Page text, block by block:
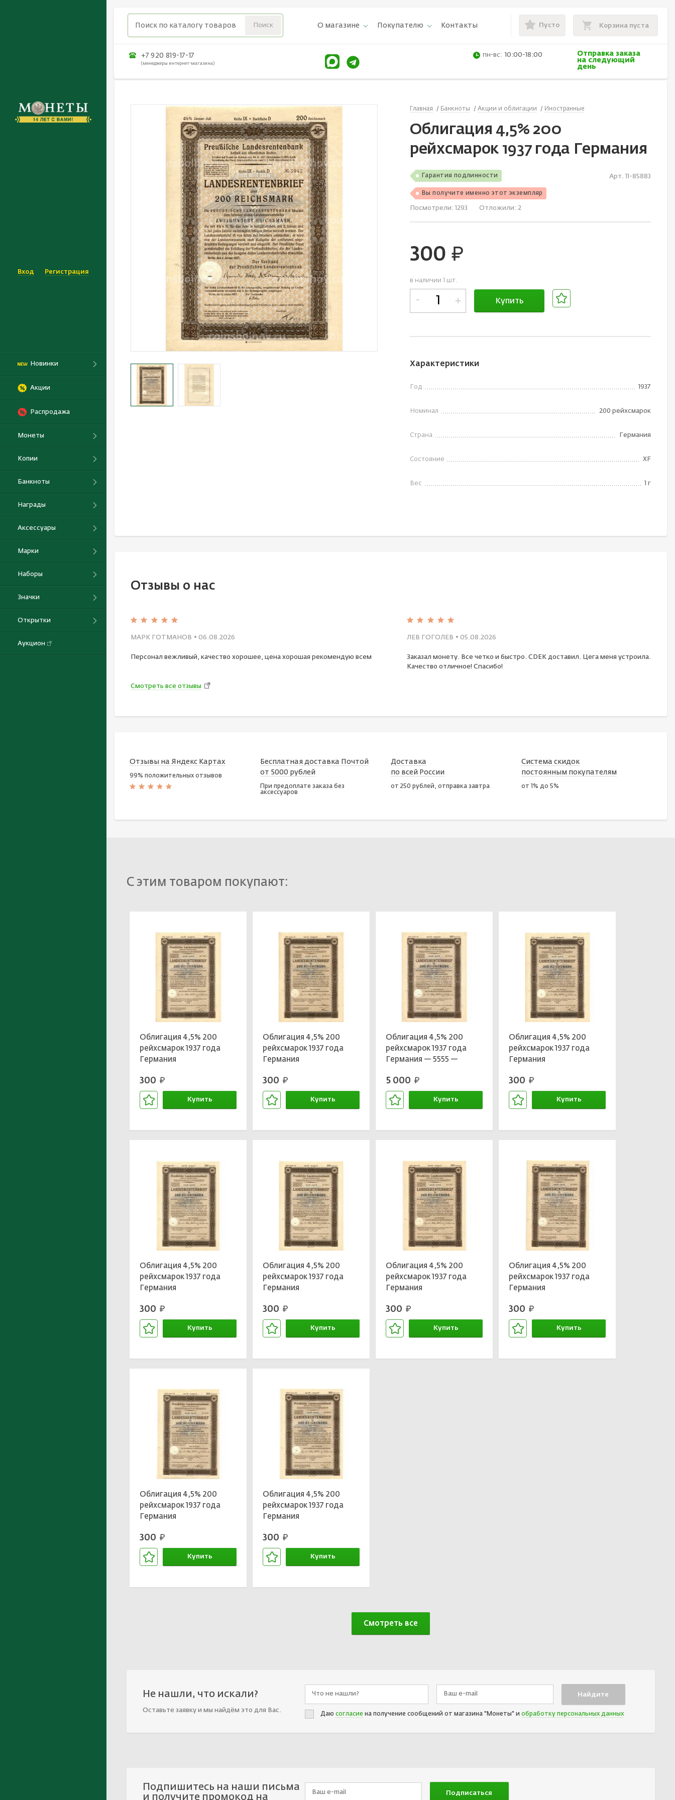
Вход Регистрация
Новинки
Акции
Распродажа
Монеты
Копии
Банкноты
Награды
Аксессуары
Марки
Наборы
Значки
Открытки
Аукцион
О магазине Покупателю Контакты Пусто Корзина пуста
+7 920 819-17-17
(менеджеры интернет-магазина)
пн-вс: 10:00-18:00
Отправка заказа
на следующий
день
Главная Банкноты Акции и облигации Иностранные
Облигация 4,5% 200
рейхсмарок 1937 года Германия
Гарантия подлинности
Вы получите именно этот экземпляр
Арт. 11-85883
Посмотрели: 1293 Отложили: 2
300 руб.
в наличии 1 шт.
- + Купить
Характеристики
Год 1937
Номинал 200 рейхсмарок
Страна Германия
Состояние XF
Вес 1 г
Отзывы о нас
МАРК ГОТМАНОВ • 06.08.2026
Персонал вежливый, качество хорошее, цена хорошая рекомендую всем
ЛЕВ ГОГОЛЕВ • 05.08.2026
Заказал монету. Все четко и быстро. CDEK доставил. Цега меня устроила.
Качество отличное! Спасибо!
Смотреть все отзывы
Отзывы на Яндекс Картах
99% положительных отзывов
Бесплатная доставка Почтой
от 5000 рублей
При предоплате заказа без
аксессуаров
Доставка
по всей России
от 250 рублей, отправка завтра
Система скидок
постоянным покупателям
от 1% до 5%
С этим товаром покупают:
Облигация 4,5% 200
рейхсмарок 1937 года
Германия
300 руб.
Купить
Облигация 4,5% 200
рейхсмарок 1937 года
Германия
300 руб.
Купить
Облигация 4,5% 200
рейхсмарок 1937 года
Германия — 5555 —
5 000 руб.
Купить
Облигация 4,5% 200
рейхсмарок 1937 года
Германия
300 руб.
Купить
Облигация 4,5% 200
рейхсмарок 1937 года
Германия
300 руб.
Купить
Облигация 4,5% 200
рейхсмарок 1937 года
Германия
300 руб.
Купить
Облигация 4,5% 200
рейхсмарок 1937 года
Германия
300 руб.
Купить
Облигация 4,5% 200
рейхсмарок 1937 года
Германия
300 руб.
Купить
Облигация 4,5% 200
рейхсмарок 1937 года
Германия
300 руб.
Купить
Облигация 4,5% 200
рейхсмарок 1937 года
Германия
300 руб.
Купить
Смотреть все
Не нашли, что искали?
Оставьте заявку и мы найдём это для Вас.
Даю согласие на получение сообщений от магазина "Монеты" и обработку персональных данных
Подпишитесь на наши письма
и получите промокод на